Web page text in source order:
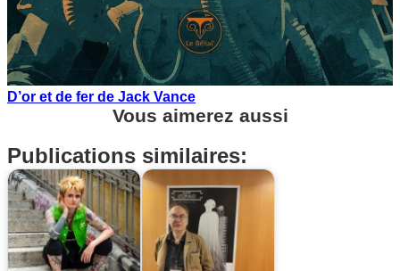
D’or et de fer de Jack Vance
Vous aimerez aussi
Publications similaires: